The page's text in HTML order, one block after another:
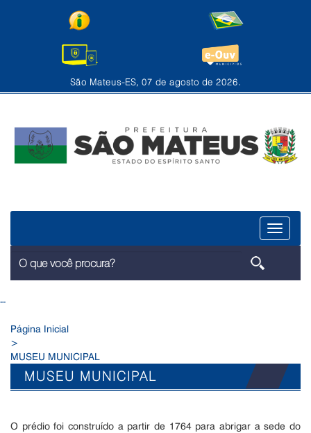
São Mateus-ES, 07 de agosto de 2026.
Menu
--
Página Inicial
>
MUSEU MUNICIPAL
MUSEU MUNICIPAL
O prédio foi construído a partir de 1764 para abrigar a sede do